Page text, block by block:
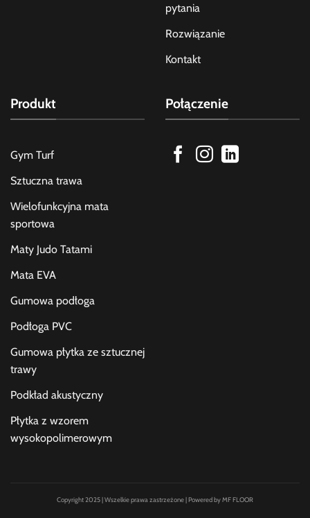
pytania
Rozwiązanie
Kontakt
Produkt
Gym Turf
Sztuczna trawa
Wielofunkcyjna mata
sportowa
Maty Judo Tatami
Mata EVA
Gumowa podłoga
Podłoga PVC
Gumowa płytka ze sztucznej
trawy
Podkład akustyczny
Płytka z wzorem
wysokopolimerowym
Połączenie
Copyright 2025 | Wszelkie prawa zastrzeżone | Powered by MF FLOOR